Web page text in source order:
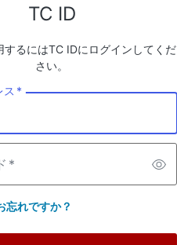
TC ID
するにはTC IDにログインしてくだ
さい。
ス*
*
忘れですか？